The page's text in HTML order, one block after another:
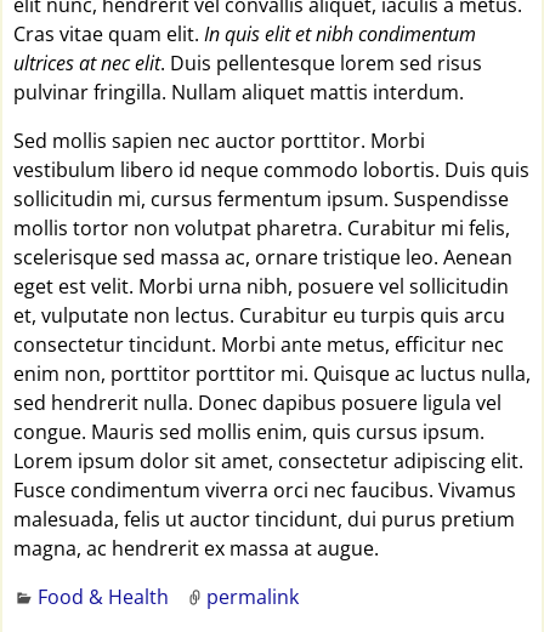
Cras vitae quam elit. In quis elit et nibh condimentum
ultrices at nec elit. Duis pellentesque lorem sed risus
pulvinar fringilla. Nullam aliquet mattis interdum.
Sed mollis sapien nec auctor porttitor. Morbi
vestibulum libero id neque commodo lobortis. Duis quis
sollicitudin mi, cursus fermentum ipsum. Suspendisse
mollis tortor non volutpat pharetra. Curabitur mi felis,
scelerisque sed massa ac, ornare tristique leo. Aenean
eget est velit. Morbi urna nibh, posuere vel sollicitudin
et, vulputate non lectus. Curabitur eu turpis quis arcu
consectetur tincidunt. Morbi ante metus, efficitur nec
enim non, porttitor porttitor mi. Quisque ac luctus nulla,
sed hendrerit nulla. Donec dapibus posuere ligula vel
congue. Mauris sed mollis enim, quis cursus ipsum.
Lorem ipsum dolor sit amet, consectetur adipiscing elit.
Fusce condimentum viverra orci nec faucibus. Vivamus
malesuada, felis ut auctor tincidunt, dui purus pretium
magna, ac hendrerit ex massa at augue.
Food & Health
permalink